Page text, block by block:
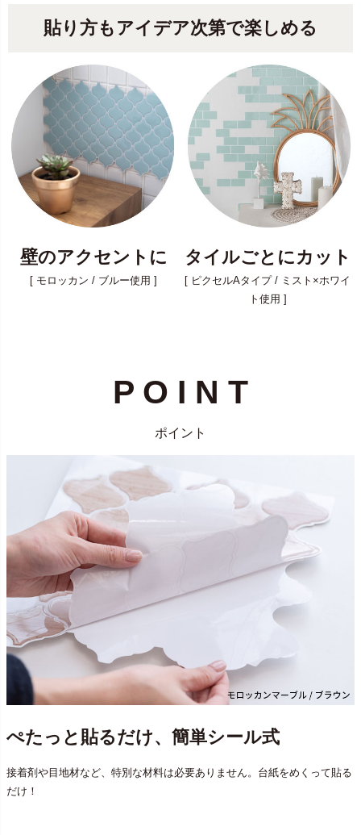
貼り方もアイデア次第で楽しめる
壁のアクセントに タイルごとにカット
[ モロッカン / ブルー使用 ]
[ ピクセルAタイプ / ミスト×ホワイ
ト使用 ]
P O I N T
ポイント
ぺたっと貼るだけ、簡単シール式
接着剤や目地材など、特別な材料は必要ありません。台紙をめくって貼る
だけ！